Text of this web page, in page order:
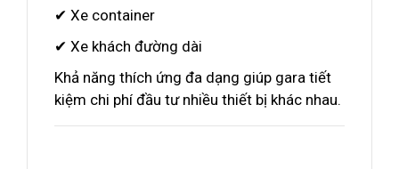
✔ Xe container
✔ Xe khách đường dài
Khả năng thích ứng đa dạng giúp gara tiết
kiệm chi phí đầu tư nhiều thiết bị khác nhau.